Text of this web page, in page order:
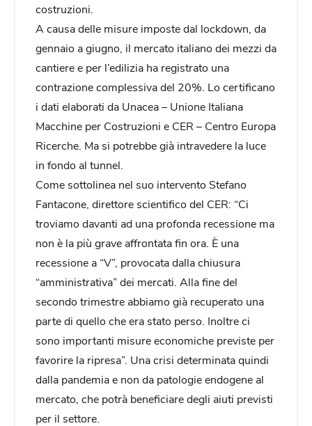
costruzioni.
A causa delle misure imposte dal lockdown, da
gennaio a giugno, il mercato italiano dei mezzi da
cantiere e per l’edilizia ha registrato una
contrazione complessiva del 20%. Lo certificano
i dati elaborati da Unacea – Unione Italiana
Macchine per Costruzioni e CER – Centro Europa
Ricerche. Ma si potrebbe già intravedere la luce
in fondo al tunnel.
Come sottolinea nel suo intervento Stefano
Fantacone, direttore scientifico del CER: “Ci
troviamo davanti ad una profonda recessione ma
non è la più grave affrontata fin ora. È una
recessione a “V”, provocata dalla chiusura
“amministrativa” dei mercati. Alla fine del
secondo trimestre abbiamo già recuperato una
parte di quello che era stato perso. Inoltre ci
sono importanti misure economiche previste per
favorire la ripresa”. Una crisi determinata quindi
dalla pandemia e non da patologie endogene al
mercato, che potrà beneficiare degli aiuti previsti
per il settore.